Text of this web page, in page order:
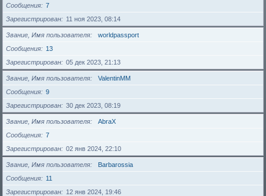
Сообщения
7
Зарегистрирован
11 ноя 2023, 08:14
Звание, Имя пользователя
worldpassport
Сообщения
13
Зарегистрирован
05 дек 2023, 21:13
Звание, Имя пользователя
ValentinMM
Сообщения
9
Зарегистрирован
30 дек 2023, 08:19
Звание, Имя пользователя
AbraX
Сообщения
7
Зарегистрирован
02 янв 2024, 22:10
Звание, Имя пользователя
Barbarossia
Сообщения
11
Зарегистрирован
12 янв 2024, 19:46